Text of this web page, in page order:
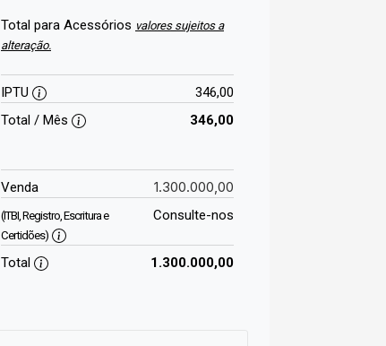
Total para Acessórios valores sujeitos a
alteração.
IPTU
346,00
Total / Mês
346,00
Venda 1.300.000,00
(ITBI, Registro, Escritura e
Certidões)
Consulte-nos
Total 1.300.000,00